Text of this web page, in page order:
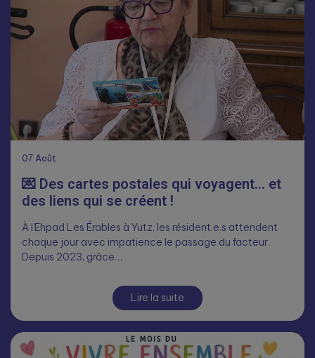
07 Août
💌 Des cartes postales qui voyagent… et
des liens qui se créent !
À l’Ehpad Les Érables à Yutz, les résident.e.s attendent
chaque jour avec impatience le passage du facteur.
Depuis 2023, grâce…
Lire la suite